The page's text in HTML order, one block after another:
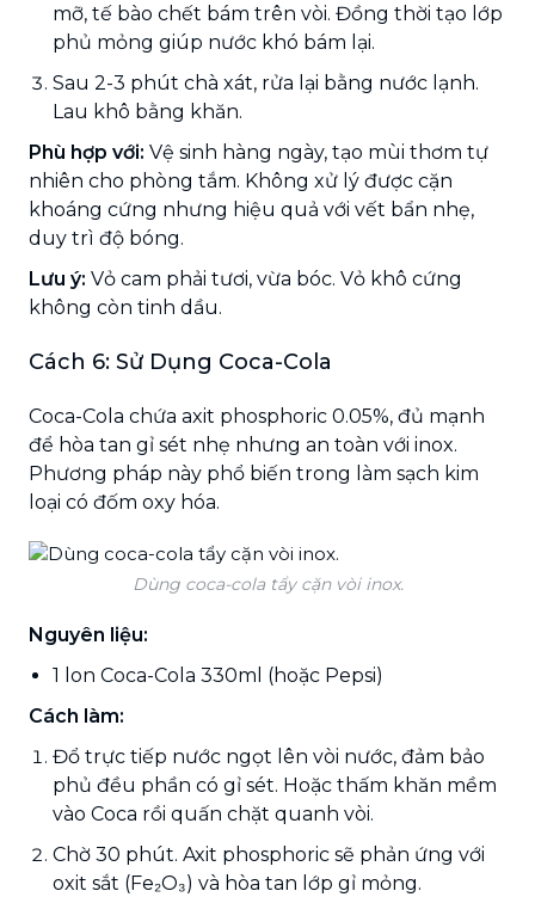
mỡ, tế bào chết bám trên vòi. Đồng thời tạo lớp
phủ mỏng giúp nước khó bám lại.
Sau 2-3 phút chà xát, rửa lại bằng nước lạnh.
Lau khô bằng khăn.
Phù hợp với: Vệ sinh hàng ngày, tạo mùi thơm tự
nhiên cho phòng tắm. Không xử lý được cặn
khoáng cứng nhưng hiệu quả với vết bẩn nhẹ,
duy trì độ bóng.
Lưu ý: Vỏ cam phải tươi, vừa bóc. Vỏ khô cứng
không còn tinh dầu.
Cách 6: Sử Dụng Coca-Cola
Coca-Cola chứa axit phosphoric 0.05%, đủ mạnh
để hòa tan gỉ sét nhẹ nhưng an toàn với inox.
Phương pháp này phổ biến trong làm sạch kim
loại có đốm oxy hóa.
Dùng coca-cola tẩy cặn vòi inox.
Nguyên liệu:
1 lon Coca-Cola 330ml (hoặc Pepsi)
Cách làm:
Đổ trực tiếp nước ngọt lên vòi nước, đảm bảo
phủ đều phần có gỉ sét. Hoặc thấm khăn mềm
vào Coca rồi quấn chặt quanh vòi.
Chờ 30 phút. Axit phosphoric sẽ phản ứng với
oxit sắt (Fe₂O₃) và hòa tan lớp gỉ mỏng.